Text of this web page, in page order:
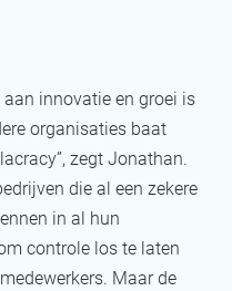
innovatie en groei is
organisaties baat
zegt Jonathan.
die al een zekere
in al hun
controle los te laten
Maar de